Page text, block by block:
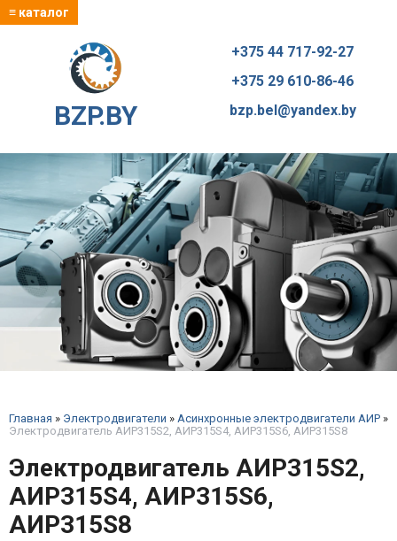
≡ каталог
BZP.BY
+375 44 717-92-27
+375 29 610-86-46
bzp.bel@yandex.by
Главная » Электродвигатели » Асинхронные электродвигатели АИР »
Электродвигатель АИР315S2, АИР315S4, АИР315S6, АИР315S8
Электродвигатель АИР315S2,
АИР315S4, АИР315S6,
АИР315S8